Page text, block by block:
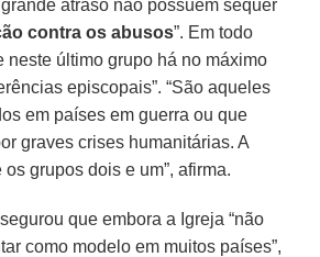
atraso não possuem sequer
contra os abusos”. Em todo
neste último grupo há no máximo
episcopais”. “São aqueles
em países em guerra ou que
graves crises humanitárias. A
grupos dois e um”, afirma.
que embora a Igreja “não
como modelo em muitos países”,